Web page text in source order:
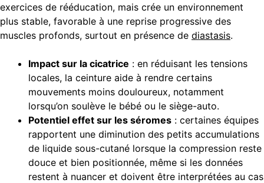
exercices de rééducation, mais crée un environnement
plus stable, favorable à une reprise progressive des
muscles profonds, surtout en présence de diastasis.
Impact sur la cicatrice : en réduisant les tensions
locales, la ceinture aide à rendre certains
mouvements moins douloureux, notamment
lorsqu’on soulève le bébé ou le siège-auto.
Potentiel effet sur les séromes : certaines équipes
rapportent une diminution des petits accumulations
de liquide sous-cutané lorsque la compression reste
douce et bien positionnée, même si les données
restent à nuancer et doivent être interprétées au cas